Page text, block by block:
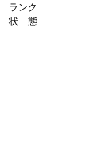
ランク
状 態